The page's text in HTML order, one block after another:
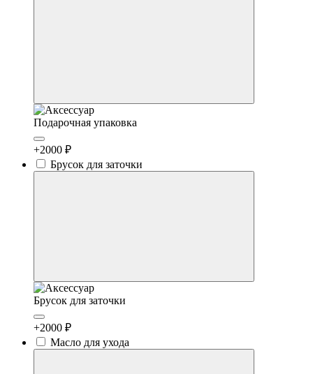
Подарочная упаковка
+2000 ₽
Брусок для заточки
Брусок для заточки
+2000 ₽
Масло для ухода